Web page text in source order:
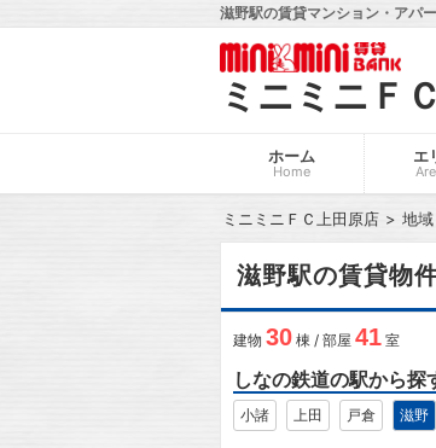
滋野駅の賃貸マンション・アパ
ミニミニＦ
ホーム
Home
エ
ミニミニＦＣ上田原店 地
滋野駅の賃貸物
建物 30 棟 / 部屋 41 室
しなの鉄道の駅から探
小諸 上田 戸倉 滋野